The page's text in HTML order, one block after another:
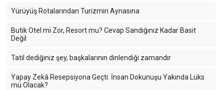
Yürüyüş Rotalarından Turizmin Aynasına
Butik Otel mi Zor, Resort mu? Cevap Sandığınız Kadar Basit
Değil
Tatil dediğiniz şey, başkalarının dinlendiği zamandır
Yapay Zekâ Resepsiyona Geçti: İnsan Dokunuşu Yakında Lüks
mü Olacak?